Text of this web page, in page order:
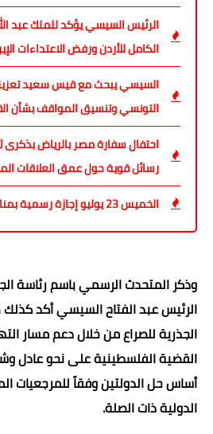
الرئيس السيسي يؤكد للملك عبد
الكامل للأردن ورفض الاعتداءات
السيسي يبحث مع قيس سعيد
التونسي وتنسيق المواقف بشأن
رسائل قوية حول عمق العلاقات
الخميس 23 يوليو إجازة رسمية بمناسبة عيد ثورة يوليو
وذكر المتحدث الرسمي باسم رئاسة
الرئيس عبد الفتاح السيسي أكد
الجذرية للصراع من خلال دعم مسار
القضية الفلسطينية على نحو عادل
أساس حل الدولتين وفقاً للمرجعيات
الدولية ذات الصلة.